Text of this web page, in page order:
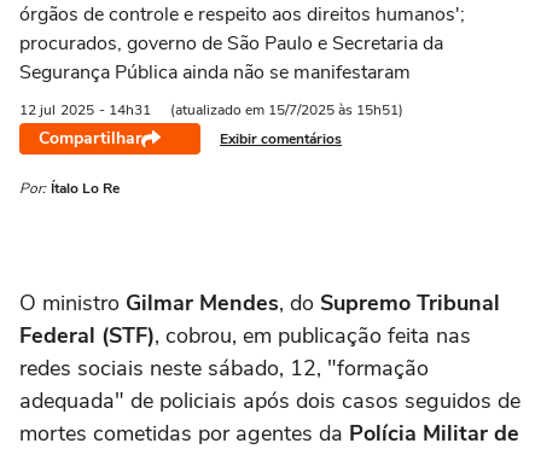
órgãos de controle e respeito aos direitos humanos';
procurados, governo de São Paulo e Secretaria da
Segurança Pública ainda não se manifestaram
12 jul 2025 - 14h31 (atualizado em 15/7/2025 às 15h51)
Compartilhar Exibir comentários
Por: Ítalo Lo Re
O ministro Gilmar Mendes, do Supremo Tribunal
Federal (STF), cobrou, em publicação feita nas
redes sociais neste sábado, 12, "formação
adequada" de policiais após dois casos seguidos de
mortes cometidas por agentes da Polícia Militar de